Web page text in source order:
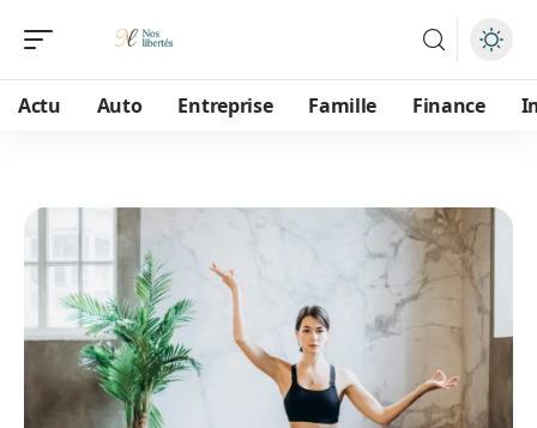
Actu Auto Entreprise Famille Finance